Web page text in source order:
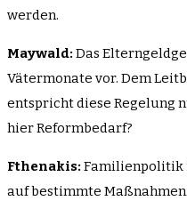
werden.
Maywald: Das
Vätermonate vor. Dem
entspricht diese Regelung
hier Reformbedarf?
Fthenakis: Familienpolitik
auf bestimmte